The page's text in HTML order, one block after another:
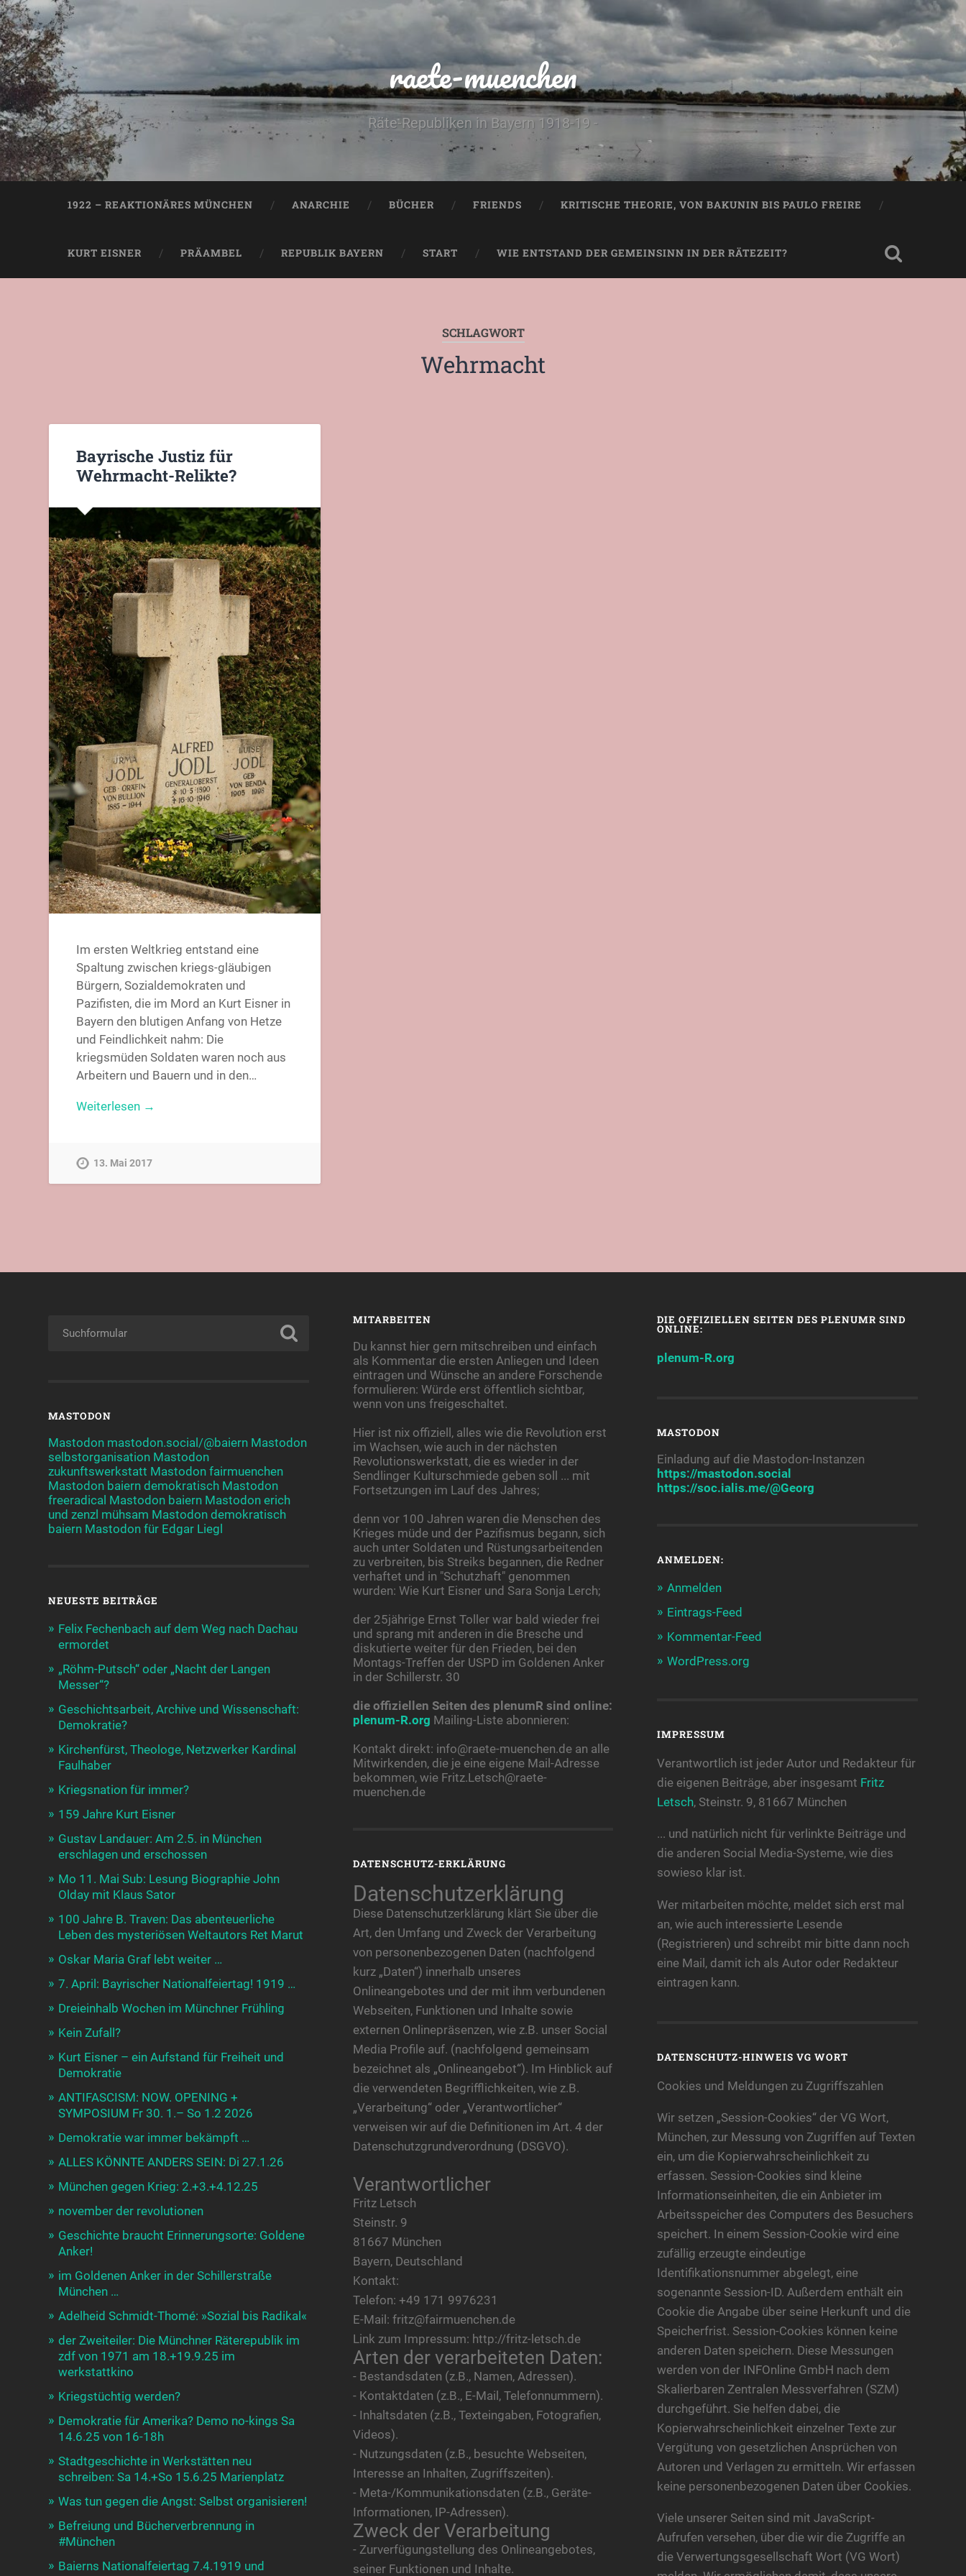
raete-muenchen
Räte-Republiken in Bayern 1918-19 -
1922 – REAKTIONÄRES MÜNCHEN ANARCHIE BÜCHER FRIENDS KRITISCHE THEORIE, VON BAKUNIN BIS PAULO FREIRE
KURT EISNER PRÄAMBEL REPUBLIK BAYERN START WIE ENTSTAND DER GEMEINSINN IN DER RÄTEZEIT?
SCHLAGWORT
Wehrmacht
Bayrische Justiz für
Wehrmacht-Relikte?
Im ersten Weltkrieg entstand eine
Spaltung zwischen kriegs-gläubigen
Bürgern, Sozialdemokraten und
Pazifisten, die im Mord an Kurt Eisner in
Bayern den blutigen Anfang von Hetze
und Feindlichkeit nahm: Die
kriegsmüden Soldaten waren noch aus
Arbeitern und Bauern und in den…
Weiterlesen →
13. Mai 2017
MASTODON
Mastodon mastodon.social/@baiern Mastodon
selbstorganisation Mastodon
zukunftswerkstatt Mastodon fairmuenchen
Mastodon baiern demokratisch Mastodon
freeradical Mastodon baiern Mastodon erich
und zenzl mühsam Mastodon demokratisch
baiern Mastodon für Edgar Liegl
NEUESTE BEITRÄGE
Felix Fechenbach auf dem Weg nach Dachau
ermordet
„Röhm-Putsch“ oder „Nacht der Langen
Messer“?
Geschichtsarbeit, Archive und Wissenschaft:
Demokratie?
Kirchenfürst, Theologe, Netzwerker Kardinal
Faulhaber
Kriegsnation für immer?
159 Jahre Kurt Eisner
Gustav Landauer: Am 2.5. in München
erschlagen und erschossen
Mo 11. Mai Sub: Lesung Biographie John
Olday mit Klaus Sator
100 Jahre B. Traven: Das abenteuerliche
Leben des mysteriösen Weltautors Ret Marut
Oskar Maria Graf lebt weiter …
7. April: Bayrischer Nationalfeiertag! 1919 …
Dreieinhalb Wochen im Münchner Frühling
Kein Zufall?
Kurt Eisner – ein Aufstand für Freiheit und
Demokratie
ANTIFASCISM: NOW. OPENING +
SYMPOSIUM Fr 30. 1.– So 1.2 2026
Demokratie war immer bekämpft …
ALLES KÖNNTE ANDERS SEIN: Di 27.1.26
München gegen Krieg: 2.+3.+4.12.25
november der revolutionen
Geschichte braucht Erinnerungsorte: Goldene
Anker!
im Goldenen Anker in der Schillerstraße
München …
Adelheid Schmidt-Thomé: »Sozial bis Radikal«
der Zweiteiler: Die Münchner Räterepublik im
zdf von 1971 am 18.+19.9.25 im
werkstattkino
Kriegstüchtig werden?
Demokratie für Amerika? Demo no-kings Sa
14.6.25 von 16-18h
Stadtgeschichte in Werkstätten neu
schreiben: Sa 14.+So 15.6.25 Marienplatz
Was tun gegen die Angst: Selbst organisieren!
Befreiung und Bücherverbrennung in
#München
Baierns Nationalfeiertag 7.4.1919 und
MITARBEITEN
Du kannst hier gern mitschreiben und einfach
als Kommentar die ersten Anliegen und Ideen
eintragen und Wünsche an andere Forschende
formulieren: Würde erst öffentlich sichtbar,
wenn von uns freigeschaltet.
Hier ist nix offiziell, alles wie die Revolution erst
im Wachsen, wie auch in der nächsten
Revolutionswerkstatt, die es wieder in der
Sendlinger Kulturschmiede geben soll ... mit
Fortsetzungen im Lauf des Jahres;
denn vor 100 Jahren waren die Menschen des
Krieges müde und der Pazifismus begann, sich
auch unter Soldaten und Rüstungsarbeitenden
zu verbreiten, bis Streiks begannen, die Redner
verhaftet und in "Schutzhaft" genommen
wurden: Wie Kurt Eisner und Sara Sonja Lerch;
der 25jährige Ernst Toller war bald wieder frei
und sprang mit anderen in die Bresche und
diskutierte weiter für den Frieden, bei den
Montags-Treffen der USPD im Goldenen Anker
in der Schillerstr. 30
die offiziellen Seiten des plenumR sind online:
plenum-R.org Mailing-Liste abonnieren:
Kontakt direkt: info@raete-muenchen.de an alle
Mitwirkenden, die je eine eigene Mail-Adresse
bekommen, wie Fritz.Letsch@raete-
muenchen.de
DATENSCHUTZ-ERKLÄRUNG
Datenschutzerklärung
Diese Datenschutzerklärung klärt Sie über die
Art, den Umfang und Zweck der Verarbeitung
von personenbezogenen Daten (nachfolgend
kurz „Daten“) innerhalb unseres
Onlineangebotes und der mit ihm verbundenen
Webseiten, Funktionen und Inhalte sowie
externen Onlinepräsenzen, wie z.B. unser Social
Media Profile auf. (nachfolgend gemeinsam
bezeichnet als „Onlineangebot“). Im Hinblick auf
die verwendeten Begrifflichkeiten, wie z.B.
„Verarbeitung“ oder „Verantwortlicher“
verweisen wir auf die Definitionen im Art. 4 der
Datenschutzgrundverordnung (DSGVO).
Verantwortlicher
Fritz Letsch
Steinstr. 9
81667 München
Bayern, Deutschland
Kontakt:
Telefon: +49 171 9976231
E-Mail: fritz@fairmuenchen.de
Link zum Impressum: http://fritz-letsch.de
Arten der verarbeiteten Daten:
- Bestandsdaten (z.B., Namen, Adressen).
- Kontaktdaten (z.B., E-Mail, Telefonnummern).
- Inhaltsdaten (z.B., Texteingaben, Fotografien,
Videos).
- Nutzungsdaten (z.B., besuchte Webseiten,
Interesse an Inhalten, Zugriffszeiten).
- Meta-/Kommunikationsdaten (z.B., Geräte-
Informationen, IP-Adressen).
Zweck der Verarbeitung
- Zurverfügungstellung des Onlineangebotes,
seiner Funktionen und Inhalte.
DIE OFFIZIELLEN SEITEN DES PLENUMR SIND
ONLINE:
plenum-R.org
MASTODON
Einladung auf die Mastodon-Instanzen
https://mastodon.social
https://soc.ialis.me/@Georg
ANMELDEN:
Anmelden
Eintrags-Feed
Kommentar-Feed
WordPress.org
IMPRESSUM
Verantwortlich ist jeder Autor und Redakteur für
die eigenen Beiträge, aber insgesamt Fritz
Letsch, Steinstr. 9, 81667 München
... und natürlich nicht für verlinkte Beiträge und
die anderen Social Media-Systeme, wie dies
sowieso klar ist.
Wer mitarbeiten möchte, meldet sich erst mal
an, wie auch interessierte Lesende
(Registrieren) und schreibt mir bitte dann noch
eine Mail, damit ich als Autor oder Redakteur
eintragen kann.
DATENSCHUTZ-HINWEIS VG WORT
Cookies und Meldungen zu Zugriffszahlen
Wir setzen „Session-Cookies“ der VG Wort,
München, zur Messung von Zugriffen auf Texten
ein, um die Kopierwahrscheinlichkeit zu
erfassen. Session-Cookies sind kleine
Informationseinheiten, die ein Anbieter im
Arbeitsspeicher des Computers des Besuchers
speichert. In einem Session-Cookie wird eine
zufällig erzeugte eindeutige
Identifikationsnummer abgelegt, eine
sogenannte Session-ID. Außerdem enthält ein
Cookie die Angabe über seine Herkunft und die
Speicherfrist. Session-Cookies können keine
anderen Daten speichern. Diese Messungen
werden von der INFOnline GmbH nach dem
Skalierbaren Zentralen Messverfahren (SZM)
durchgeführt. Sie helfen dabei, die
Kopierwahrscheinlichkeit einzelner Texte zur
Vergütung von gesetzlichen Ansprüchen von
Autoren und Verlagen zu ermitteln. Wir erfassen
keine personenbezogenen Daten über Cookies.
Viele unserer Seiten sind mit JavaScript-
Aufrufen versehen, über die wir die Zugriffe an
die Verwertungsgesellschaft Wort (VG Wort)